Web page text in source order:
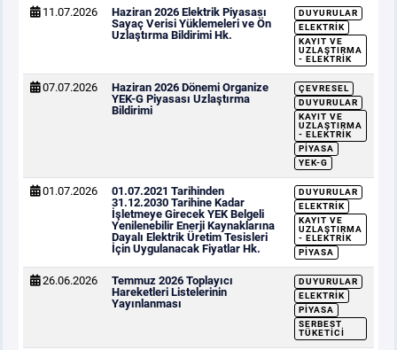
11.07.2026
Haziran 2026 Elektrik Piyasası
Sayaç Verisi Yüklemeleri ve Ön
Uzlaştırma Bildirimi Hk.
DUYURULAR
ELEKTRIK
KAYIT VE
UZLAŞTIRMA
- ELEKTRIK
07.07.2026
Haziran 2026 Dönemi Organize
YEK-G Piyasası Uzlaştırma
Bildirimi
ÇEVRESEL
DUYURULAR
KAYIT VE
UZLAŞTIRMA
- ELEKTRIK
PIYASA
YEK-G
01.07.2026
01.07.2021 Tarihinden
31.12.2030 Tarihine Kadar
İşletmeye Girecek YEK Belgeli
Yenilenebilir Enerji Kaynaklarına
Dayalı Elektrik Üretim Tesisleri
İçin Uygulanacak Fiyatlar Hk.
DUYURULAR
ELEKTRIK
KAYIT VE
UZLAŞTIRMA
- ELEKTRIK
PIYASA
26.06.2026
Temmuz 2026 Toplayıcı
Hareketleri Listelerinin
Yayınlanması
DUYURULAR
ELEKTRIK
PIYASA
SERBEST
TÜKETICI